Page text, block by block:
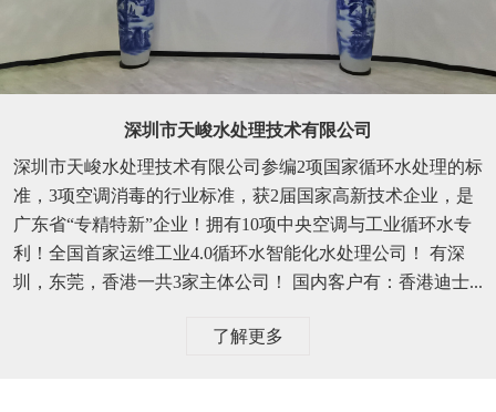
深圳市天峻水处理技术有限公司
深圳市天峻水处理技术有限公司参编2项国家循环水处理的标
准，3项空调消毒的行业标准，获2届国家高新技术企业，是
广东省“专精特新”企业！拥有10项中央空调与工业循环水专
利！全国首家运维工业4.0循环水智能化水处理公司！ 有深
圳，东莞，香港一共3家主体公司！ 国内客户有：香港迪士...
了解更多